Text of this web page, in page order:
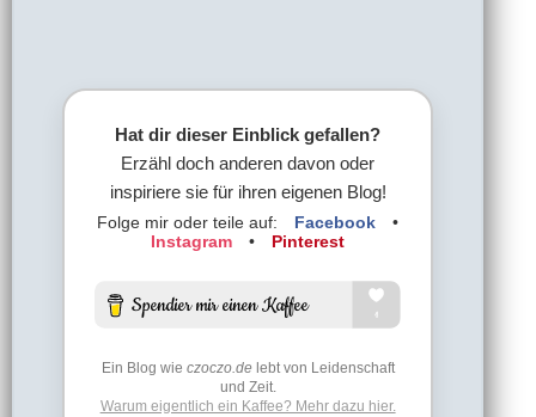
Hat dir dieser Einblick gefallen?
Erzähl doch anderen davon oder
inspiriere sie für ihren eigenen Blog!
Folge mir oder teile auf: Facebook
•
Instagram
• Pinterest
Ein Blog wie czoczo.delebt von Leidenschaft
und Zeit.
Warum eigentlich ein Kaffee? Mehr dazu hier.